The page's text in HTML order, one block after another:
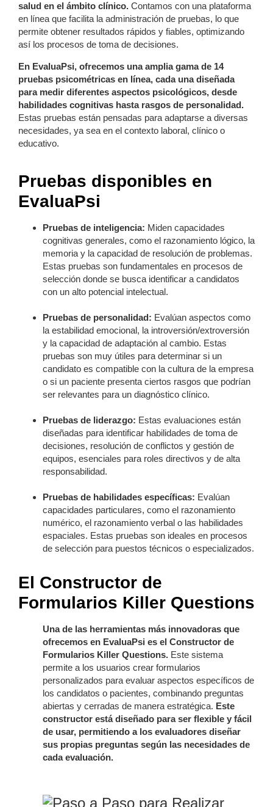
salud en el ámbito clínico. Contamos con una plataforma
en línea que facilita la administración de pruebas, lo que
permite obtener resultados rápidos y fiables, optimizando
así los procesos de toma de decisiones.
En EvaluaPsi, ofrecemos una amplia gama de 14
pruebas psicométricas en línea, cada una diseñada
para medir diferentes aspectos psicológicos, desde
habilidades cognitivas hasta rasgos de personalidad.
Estas pruebas están pensadas para adaptarse a diversas
necesidades, ya sea en el contexto laboral, clínico o
educativo.
Pruebas disponibles en
EvaluaPsi
Pruebas de inteligencia: Miden capacidades
cognitivas generales, como el razonamiento lógico, la
memoria y la capacidad de resolución de problemas.
Estas pruebas son fundamentales en procesos de
selección donde se busca identificar a candidatos
con un alto potencial intelectual.
Pruebas de personalidad: Evalúan aspectos como
la estabilidad emocional, la introversión/extroversión
y la capacidad de adaptación al cambio. Estas
pruebas son muy útiles para determinar si un
candidato es compatible con la cultura de la empresa
o si un paciente presenta ciertos rasgos que podrían
ser relevantes para un diagnóstico clínico.
Pruebas de liderazgo: Estas evaluaciones están
diseñadas para identificar habilidades de toma de
decisiones, resolución de conflictos y gestión de
equipos, esenciales para roles directivos y de alta
responsabilidad.
Pruebas de habilidades específicas: Evalúan
capacidades particulares, como el razonamiento
numérico, el razonamiento verbal o las habilidades
espaciales. Estas pruebas son ideales en procesos
de selección para puestos técnicos o especializados.
El Constructor de
Formularios Killer Questions
Una de las herramientas más innovadoras que
ofrecemos en EvaluaPsi es el Constructor de
Formularios Killer Questions. Este sistema
permite a los usuarios crear formularios
personalizados para evaluar aspectos específicos de
los candidatos o pacientes, combinando preguntas
abiertas y cerradas de manera estratégica. Este
constructor está diseñado para ser flexible y fácil
de usar, permitiendo a los evaluadores diseñar
sus propias preguntas según las necesidades de
cada evaluación.